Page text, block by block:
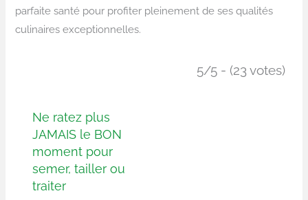
parfaite santé pour profiter pleinement de ses qualités
culinaires exceptionnelles.
5/5 - (23 votes)
Ne ratez plus
JAMAIS le BON
moment pour
semer, tailler ou
traiter